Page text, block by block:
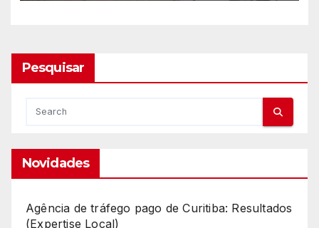
Pesquisar
Novidades
Agência de tráfego pago de Curitiba: Resultados
(Expertise Local)